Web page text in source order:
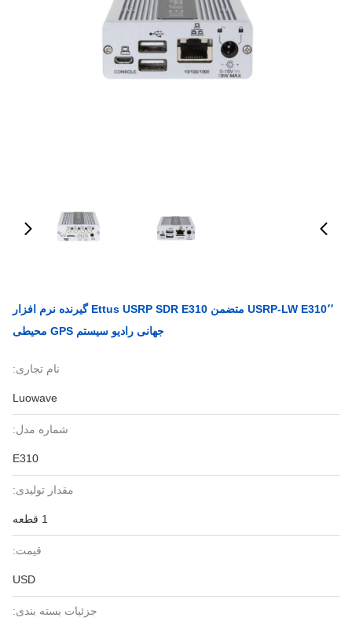
USRP-LW E310٬٬ متضمن Ettus USRP SDR E310 گیرنده نرم افزار
جهانی رادیو سیستم GPS محیطی
نام تجاری:
Luowave
شماره مدل:
E310
مقدار تولیدی:
1 قطعه
قیمت:
USD
جزئیات بسته بندی: